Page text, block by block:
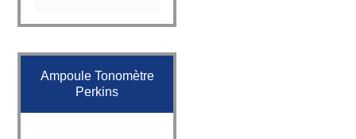
Ampoule Tonomètre
Perkins